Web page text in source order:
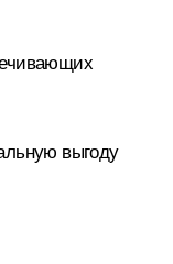
выгоду